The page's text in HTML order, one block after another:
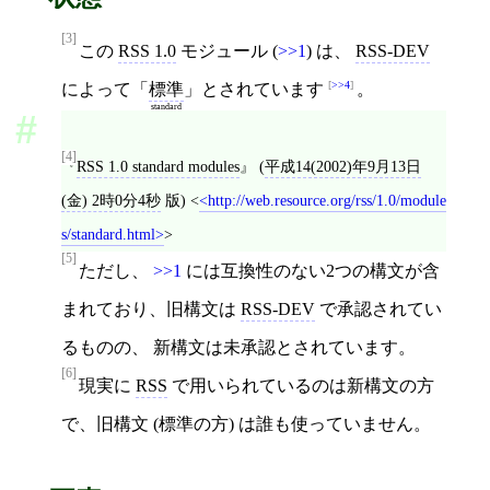
[3]
この RSS 1.0 モジュール (>>1) は、 RSS-DEV
によって「 標準
standard
」とされています >>4 。
[4]
RSS 1.0 standard modules (平成14(2002)年9月13日
(金) 2時0分4秒 版) < http://web.resource.org/rss/1.0/module
s/standard.html >
[5]
ただし、 >>1 には互換性のない2つの構文が含
まれており、旧構文は RSS-DEV で承認されてい
るものの、 新構文は未承認とされています。
[6]
現実に RSS で用いられているのは新構文の方
で、旧構文 (標準の方) は誰も使っていません。